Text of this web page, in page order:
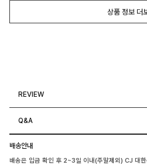
상품 정보 더
REVIEW
Q&A
배송안내
배송은 입금 확인 후 2~3일 이내(주말제외) CJ 대한